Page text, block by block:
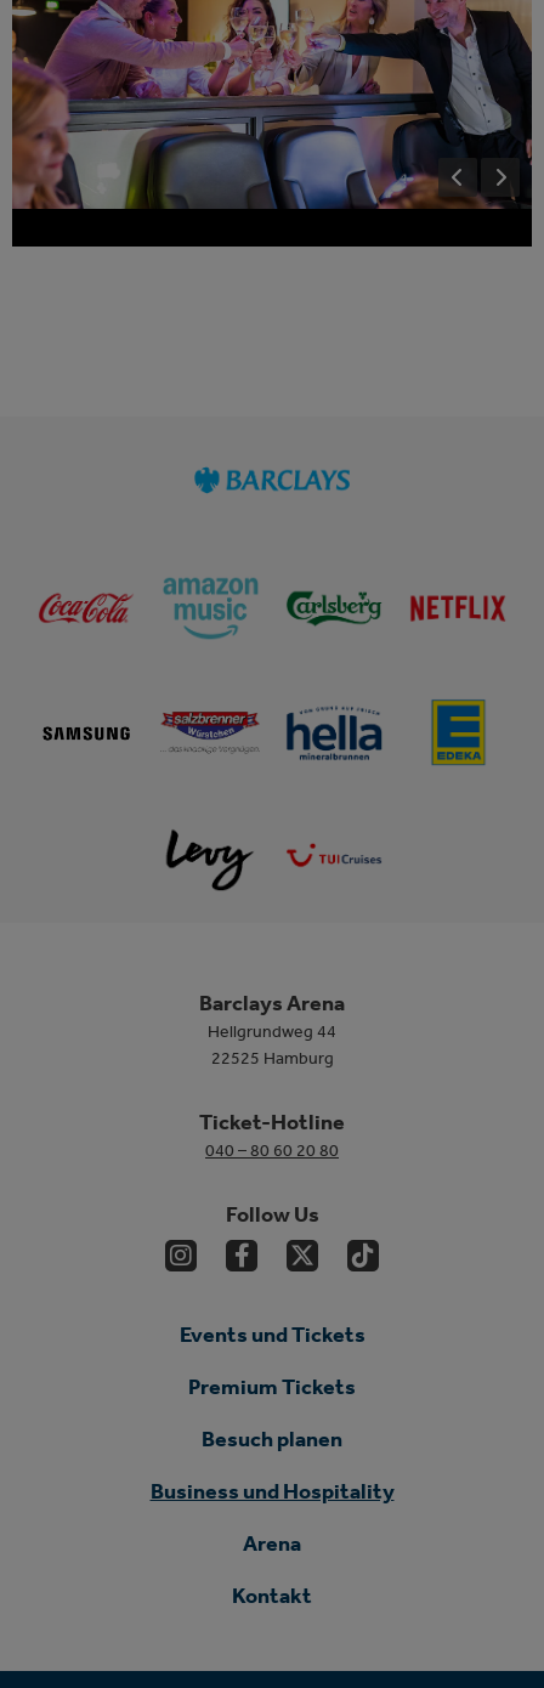
Barclays Arena
Hellgrundweg 44
22525 Hamburg
Ticket-Hotline
040 – 80 60 20 80
Follow Us
Events und Tickets
Premium Tickets
Besuch planen
Business und Hospitality
Arena
Kontakt